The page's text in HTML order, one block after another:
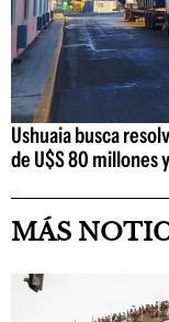
Ushuaia busca
de U$S 80 millones
MÁS